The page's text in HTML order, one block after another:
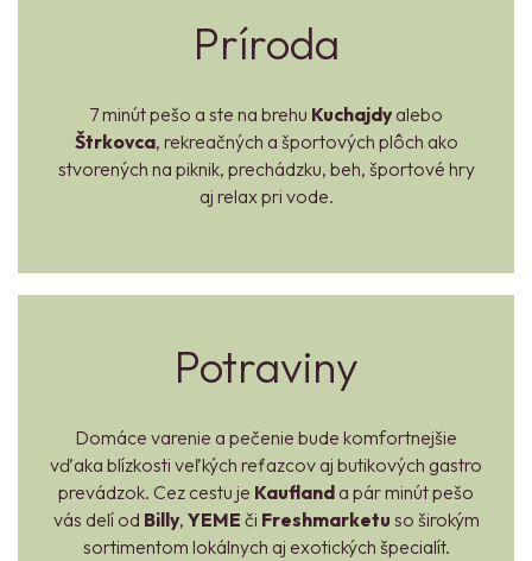
Príroda
7 minút pešo a ste na brehu Kuchajdyalebo
Štrkovca, rekreačných a športových plôch ako
stvorených na piknik, prechádzku, beh, športové hry
aj relax pri vode.
Potraviny
Domáce varenie a pečenie bude komfortnejšie
vďaka blízkosti veľkých reťazcov aj butikových gastro
prevádzok. Cez cestu je Kaufland a pár minút pešo
vás delí od Billy, YEME či Freshmarketu so širokým
sortimentom lokálnych aj exotických špecialít.